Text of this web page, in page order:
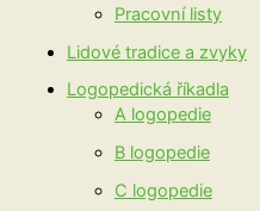
Pracovní listy
Lidové tradice a zvyky
Logopedická říkadla
A logopedie
B logopedie
C logopedie